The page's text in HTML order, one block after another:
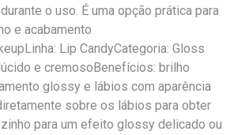
o uso. É uma opção prática para
e acabamento
Lip CandyCategoria: Gloss
e cremosoBenefícios: brilho
glossy e lábios com aparência
sobre os lábios para obter
para um efeito glossy delicado ou